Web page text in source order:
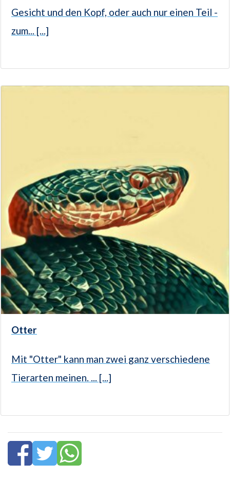
Gesicht und den Kopf, oder auch nur einen Teil -
zum... [...]
Otter
Mit "Otter" kann man zwei ganz verschiedene
Tierarten meinen. ... [...]